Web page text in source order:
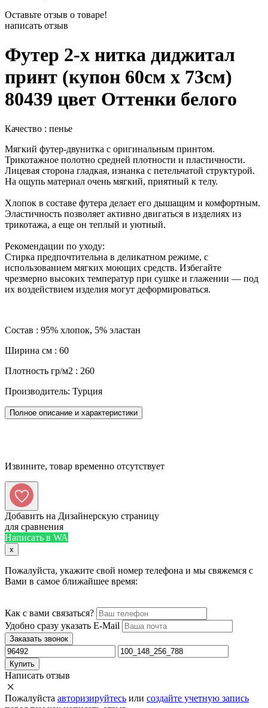
Оставьте отзыв о товаре!
написать отзыв
Футер 2-х нитка диджитал
принт (купон 60см х 73см)
80439 цвет Оттенки белого
Качество : пенье
Мягкий футер-двунитка с оригинальным принтом.
Трикотажное полотно средней плотности и пластичности.
Лицевая сторона гладкая, изнанка с петельчатой структурой.
На ощупь материал очень мягкий, приятный к телу.
Хлопок в составе футера делает его дышащим и комфортным.
Эластичность позволяет активно двигаться в изделиях из
трикотажа, а еще он теплый и уютный.
Рекомендации по уходу:
Стирка предпочтительна в деликатном режиме, с
использованием мягких моющих средств. Избегайте
чрезмерно высоких температур при сушке и глажении — под
их воздействием изделия могут деформироваться.
Состав : 95% хлопок, 5% эластан
Ширина см : 60
Плотность гр/м2 : 260
Производитель: Турция
Полное описание и характеристики
Извините, товар временно отсутствует
Добавить на Дизайнерскую страницу
для сравнения
Написать в WA
x
Пожалуйста, укажите свой номер телефона и мы свяжемся с
Вами в самое ближайшее время:
Как с вами связаться?
Удобно сразу указать E-Mail
Заказать звонок
Купить
Написать отзыв
Пожалуйста авторизируйтесь или создайте учетную запись